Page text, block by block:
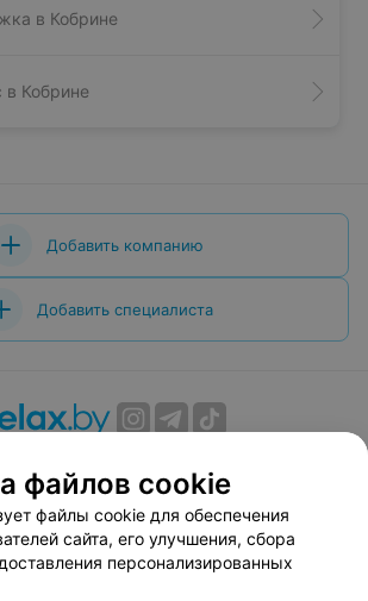
в Кобрине
в Кобрине
Добавить компанию
Добавить специалиста
договор
Способы оплаты
договор по использованию сервиса
«Афиша»
соглашение
файлов cookie
файлы cookie для обеспечения
сайта, его улучшения, сбора
персонализированных